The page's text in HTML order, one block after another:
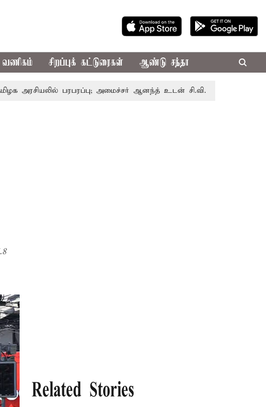
வணிகம் சிறப்புக் கட்டுரைகள் ஆண்டு சந்தா
பரபரப்பு; அமைச்சர் ஆனந்த் உடன் சி.வி. சண்முகம், வேலுமணி
Related Stories